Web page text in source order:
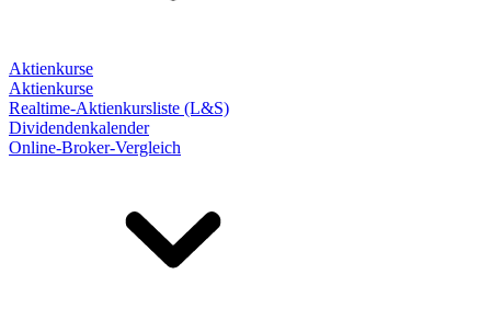
Aktienkurse
Aktienkurse
Realtime-Aktienkursliste (L&S)
Dividendenkalender
Online-Broker-Vergleich